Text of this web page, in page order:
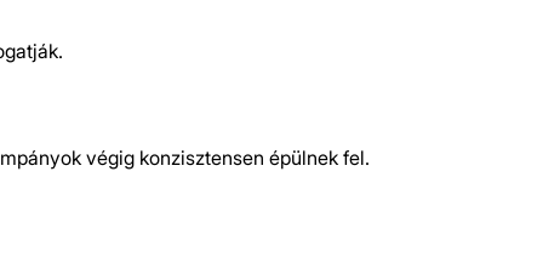
végig konzisztensen épülnek fel.